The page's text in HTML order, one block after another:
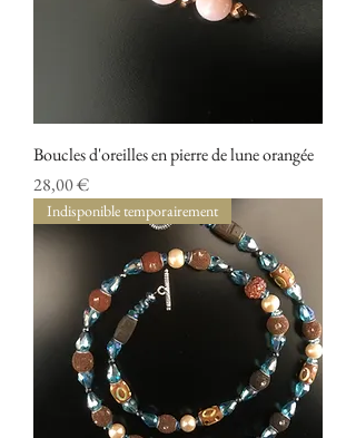
Boucles d'oreilles en pierre de lune orangée
Prix
28,00 €
Indisponible temporairement